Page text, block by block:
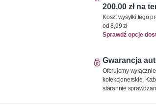
200,00 zł na
Koszt wysyłki tego
od 8,99 zł
Sprawdź opcje
Gwarancja
Oferujemy
kolekcjonerskie.
starannie